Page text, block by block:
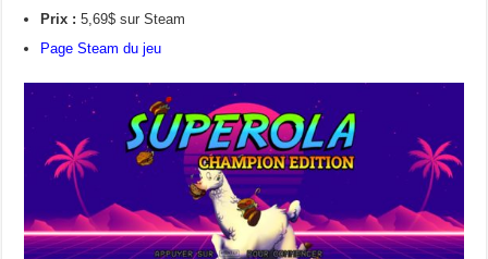
Prix : 5,69$ sur Steam
Page Steam du jeu